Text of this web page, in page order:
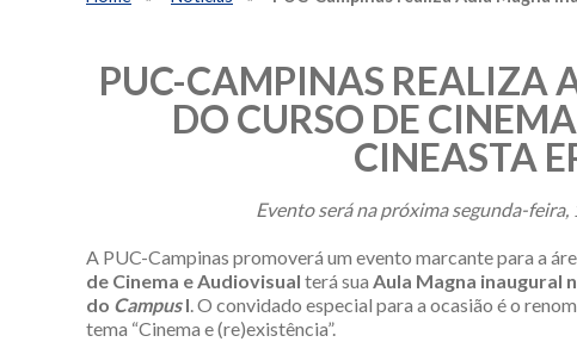
PUC-CAMPINAS REALIZA
DO CURSO DE
CINEASTA
Evento será na próxima segunda-
A PUC-Campinas promoverá um evento marcante para a
de Cinema e Audiovisual terá sua Aula Magna inaugural
do CampusI. O convidado especial para a ocasião é o
tema “Cinema e (re)existência”.